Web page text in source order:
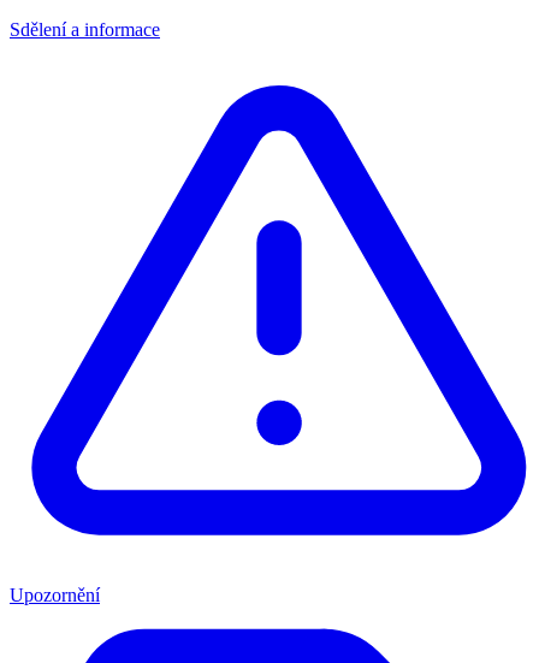
Sdělení a informace
Upozornění